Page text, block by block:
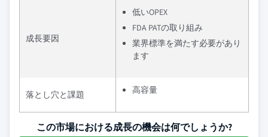
成長要因
低いOPEX
FDA PATの取り組み
業界標準を満たす必要があり
ます
落とし穴と課題 高容量
この市場における成長の機会は何でしょうか?